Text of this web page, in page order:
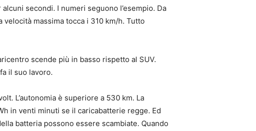
secondi. I numeri seguono l’esempio. Da
velocità massima tocca i 310 km/h. Tutto
scende più in basso rispetto al SUV.
il suo lavoro.
L’autonomia è superiore a 530 km. La
in venti minuti se il caricabatterie regge. Ed
batteria possono essere scambiate. Quando